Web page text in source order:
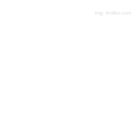
img: thrillist.com